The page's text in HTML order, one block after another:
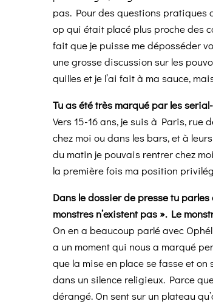
pas. Pour des questions pratiques
op qui était placé plus proche des
fait que je puisse me déposséder
une grosse discussion sur les
quilles et je l’ai fait à ma sauce,
Tu as été très marqué par les
Vers 15-16 ans, je suis à Paris, rue
chez moi ou dans les bars, et à
du matin je pouvais rentrer chez
la première fois ma position
Dans le dossier de presse tu
monstres n’existent pas ». Le
On en a beaucoup parlé avec
a un moment qui nous a marqué
que la mise en place se fasse et
dans un silence religieux. Parce
dérangé. On sent sur un plateau